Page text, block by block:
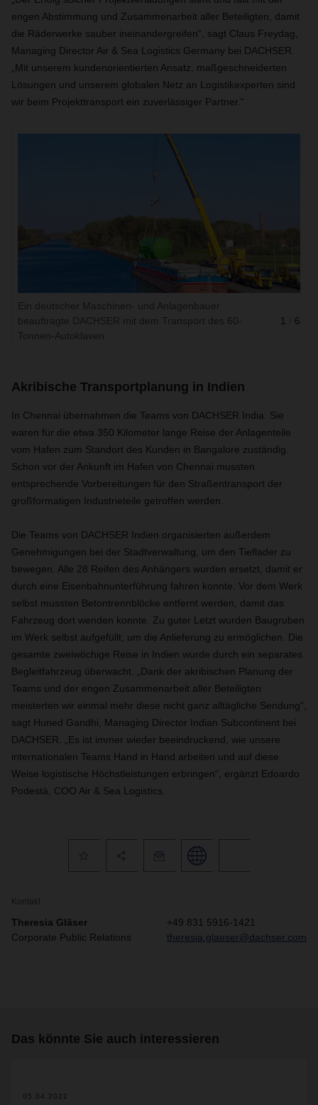
engen Abstimmung und Zusammenarbeit aller Beteiligten, damit
die Räderwerke sauber ineinandergreifen“, sagt Claus Freydag,
Managing Director Air & Sea Logistics Germany bei DACHSER.
„Mit unserem kundenorientierten Ansatz, maßgeschneiderten
Lösungen und unserem globalen Netz an Logistikexperten sind
wir beim Projekttransport ein zuverlässiger Partner.“
Ein deutscher Maschinen- und Anlagenbauer
beauftragte DACHSER mit dem Transport des 60-
Tonnen-Autoklaven.
1 / 6
Akribische Transportplanung in Indien
In Chennai übernahmen die Teams von DACHSER India. Sie
waren für die etwa 350 Kilometer lange Reise der Anlagenteile
vom Hafen zum Standort des Kunden in Bangalore zuständig.
Schon vor der Ankunft im Hafen von Chennai mussten
entsprechende Vorbereitungen für den Straßentransport der
großformatigen Industrieteile getroffen werden.
Die Teams von DACHSER Indien organisierten außerdem
Genehmigungen bei der Stadtverwaltung, um den Tieflader zu
bewegen. Alle 28 Reifen des Anhängers wurden ersetzt, damit er
durch eine Eisenbahnunterführung fahren konnte. Vor dem Werk
selbst mussten Betontrennblöcke entfernt werden, damit das
Fahrzeug dort wenden konnte. Zu guter Letzt wurden Baugruben
im Werk selbst aufgefüllt, um die Anlieferung zu ermöglichen. Die
gesamte zweiwöchige Reise in Indien wurde durch ein separates
Begleitfahrzeug überwacht. „Dank der akribischen Planung der
Teams und der engen Zusammenarbeit aller Beteiligten
meisterten wir einmal mehr diese nicht ganz alltägliche Sendung“,
sagt Huned Gandhi, Managing Director Indian Subcontinent bei
DACHSER. „Es ist immer wieder beeindruckend, wie unsere
internationalen Teams Hand in Hand arbeiten und auf diese
Weise logistische Höchstleistungen erbringen“, ergänzt Edoardo
Podestà, COO Air & Sea Logistics.
Kontakt
Theresia Gläser
Corporate Public Relations
+49 831 5916-1421
theresia.glaeser@dachser.com
Das könnte Sie auch interessieren
05.04.2022